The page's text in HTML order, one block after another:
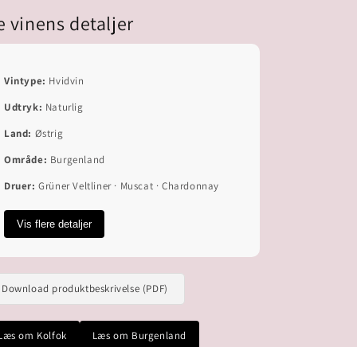
vinens detaljer
Vintype: Hvidvin
Udtryk: Naturlig
Land: Østrig
Område: Burgenland
Druer: Grüner Veltliner · Muscat · Chardonnay
Vis flere detaljer
Download produktbeskrivelse (PDF)
om Kolfok Læs om Burgenland